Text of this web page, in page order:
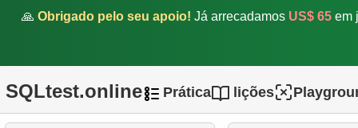
🙏 Obrigado pelo seu apoio! Já arrecadamos US$ 65 em
SQLtest.online Prática lições
equipe
categorias
27.Problema de Lacunas e
Ilhas